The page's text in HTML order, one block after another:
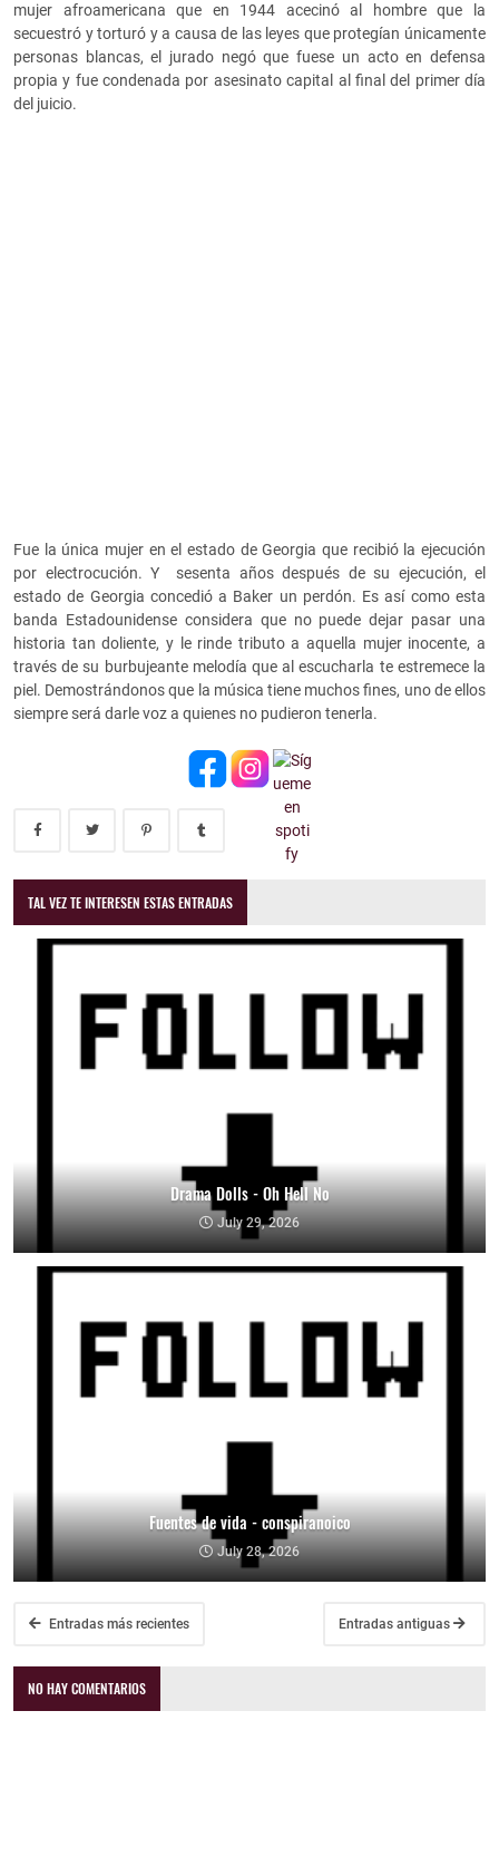
mujer afroamericana que en 1944 acecinó al hombre que la
secuestró y torturó y a causa de las leyes que protegían únicamente
personas blancas, el jurado negó que fuese un acto en defensa
propia y fue condenada por asesinato capital al final del primer día
del juicio.
Fue la única mujer en el estado de Georgia que recibió la ejecución
por electrocución. Y sesenta años después de su ejecución, el
estado de Georgia concedió a Baker un perdón. Es así como esta
banda Estadounidense considera que no puede dejar pasar una
historia tan doliente, y le rinde tributo a aquella mujer inocente, a
través de su burbujeante melodía que al escucharla te estremece la
piel. Demostrándonos que la música tiene muchos fines, uno de ellos
siempre será darle voz a quienes no pudieron tenerla.
TAL VEZ TE INTERESEN ESTAS ENTRADAS
Drama Dolls - Oh Hell No
July 29, 2026
Fuentes de vida - conspiranoico
July 28, 2026
Entradas más recientes Entradas antiguas
NO HAY COMENTARIOS